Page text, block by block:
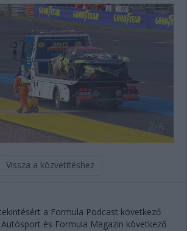
SHOP
TIPPJÁTÉK
PONTÁLLÁSOK
Vissza a közvetítéshez
a Formula Podcast következő
és Formula Magazin következő